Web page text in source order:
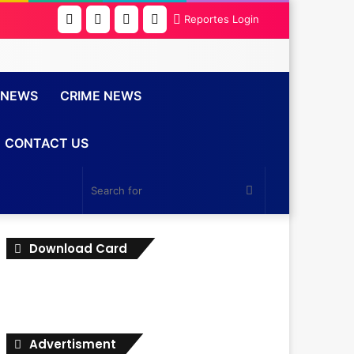
Reportes Login
Instagram
YouTube
Twitter
Facebook
CRIME NEWS
CONTACT US
Search
Download Card
Advertisment